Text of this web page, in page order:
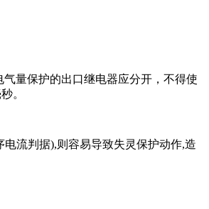
量保护的出口继电器应分开，不得使
。
流判据),则容易导致失灵保护动作,造